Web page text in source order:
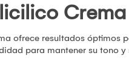
Crema
ofrece resultados óptimos
para mantener su tono